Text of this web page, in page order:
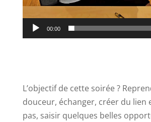
00:00
L’objectif de cette soirée ?
douceur, échanger, créer du lien
pas, saisir quelques belles